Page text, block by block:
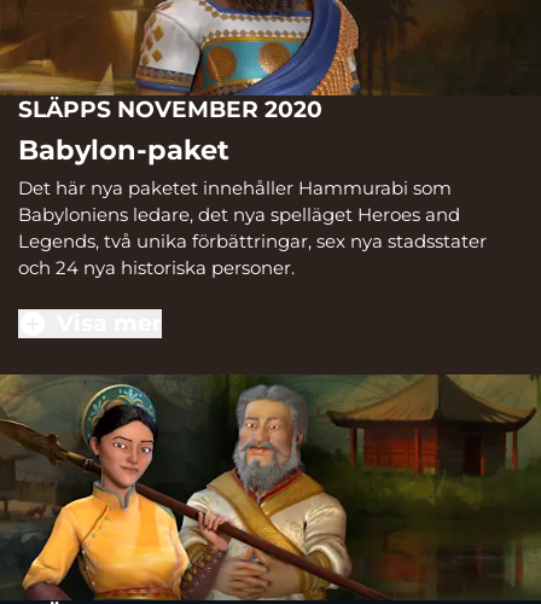
SLÄPPS NOVEMBER 2020
Babylon-paket
Det här nya paketet innehåller Hammurabi som
Babyloniens ledare, det nya spelläget Heroes and
Legends, två unika förbättringar, sex nya stadsstater
och 24 nya historiska personer.